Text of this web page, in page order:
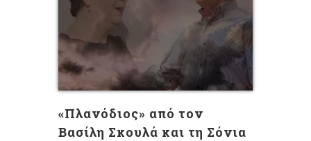
«Πλανόδιος» από τον
Βασίλη Σκουλά και τη Σόνια